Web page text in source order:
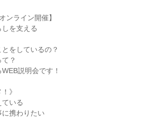
ンライン開催】
を支える
をしているの？
？
説明会です！
》
ている
に携わりたい